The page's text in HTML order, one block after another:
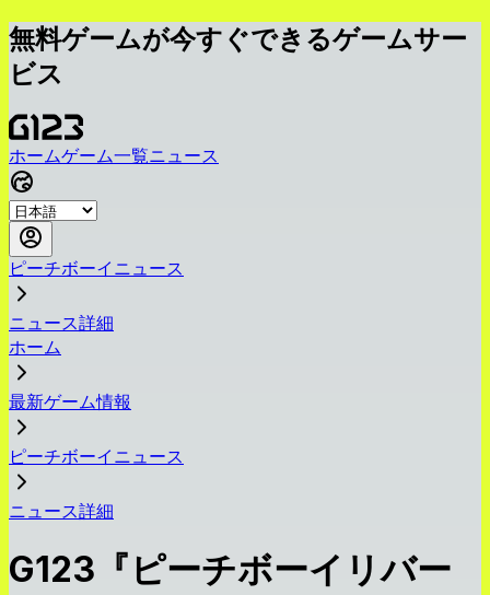
無料ゲームが今すぐできるゲームサー
ビス
ホームゲーム一覧ニュース
ピーチボーイニュース
ニュース詳細
ホーム
最新ゲーム情報
ピーチボーイニュース
ニュース詳細
G123『ピーチボーイリバー